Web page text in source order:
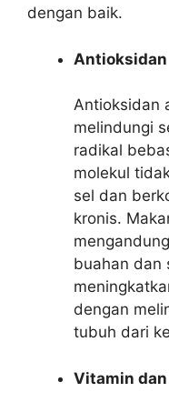
dengan baik.
Antioksidan
Antioksidan
melindungi
radikal
molekul
sel dan
kronis.
buahan dan
dengan
tubuh dari
Vitamin